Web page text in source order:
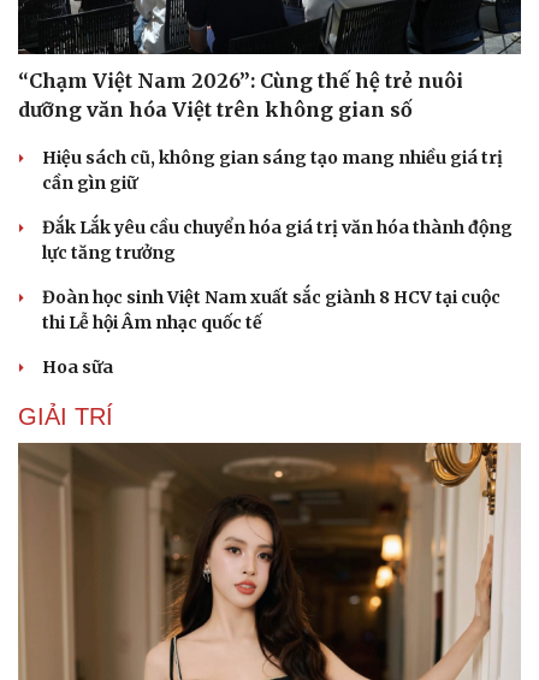
Du lịch
Tư vấn
check-in
Podcast
Đọc truyện đêm khuya
Cửa sổ tình yêu
“Chạm Việt Nam 2026”: Cùng thế hệ trẻ nuôi
dưỡng văn hóa Việt trên không gian số
Hiệu sách cũ, không gian sáng tạo mang nhiều giá trị
cần gìn giữ
Đắk Lắk yêu cầu chuyển hóa giá trị văn hóa thành động
lực tăng trưởng
Đoàn học sinh Việt Nam xuất sắc giành 8 HCV tại cuộc
thi Lễ hội Âm nhạc quốc tế
Hoa sữa
GIẢI TRÍ